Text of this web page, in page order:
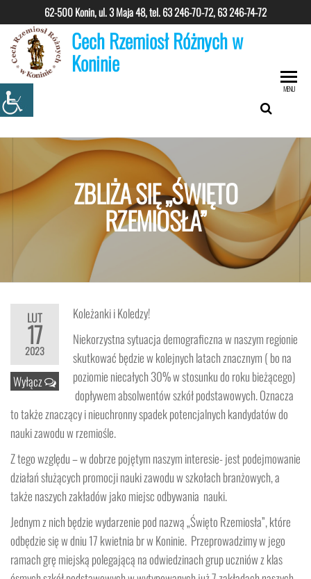
do
treści
62-500 Konin, ul. 3 Maja 48, tel.63 246-70-72, 63 246-74-72
Cech Rzemiosł Różnych w
Koninie
MENU
ZBLIŻA SIĘ „ŚWIĘTO
RZEMIOSŁA”
LUT
17
2023
Wyłącz
Koleżanki i Koledzy!
Niekorzystna sytuacja demograficzna w naszym regionie
skutkować będzie w kolejnych latach znacznym ( bo na
poziomie niecałych 30% w stosunku do roku bieżącego)
dopływem absolwentów szkół podstawowych. Oznacza
to także znaczący i nieuchronny spadek potencjalnych kandydatów do
nauki zawodu w rzemiośle.
Z tego względu – w dobrze pojętym naszym interesie- jest podejmowanie
działań służących promocji nauki zawodu w szkołach branżowych, a
także naszych zakładów jako miejsc odbywania nauki.
Jednym z nich będzie wydarzenie pod nazwą „Święto Rzemiosła”, które
odbędzie się w dniu 17 kwietnia br w Koninie. Przeprowadzimy w jego
ramach grę miejską polegającą na odwiedzinach grup uczniów z klas